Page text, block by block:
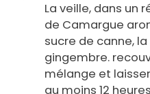
La veille, dans un
de Camargue
sucre de canne,
gingembre.
mélange et
au moins 12